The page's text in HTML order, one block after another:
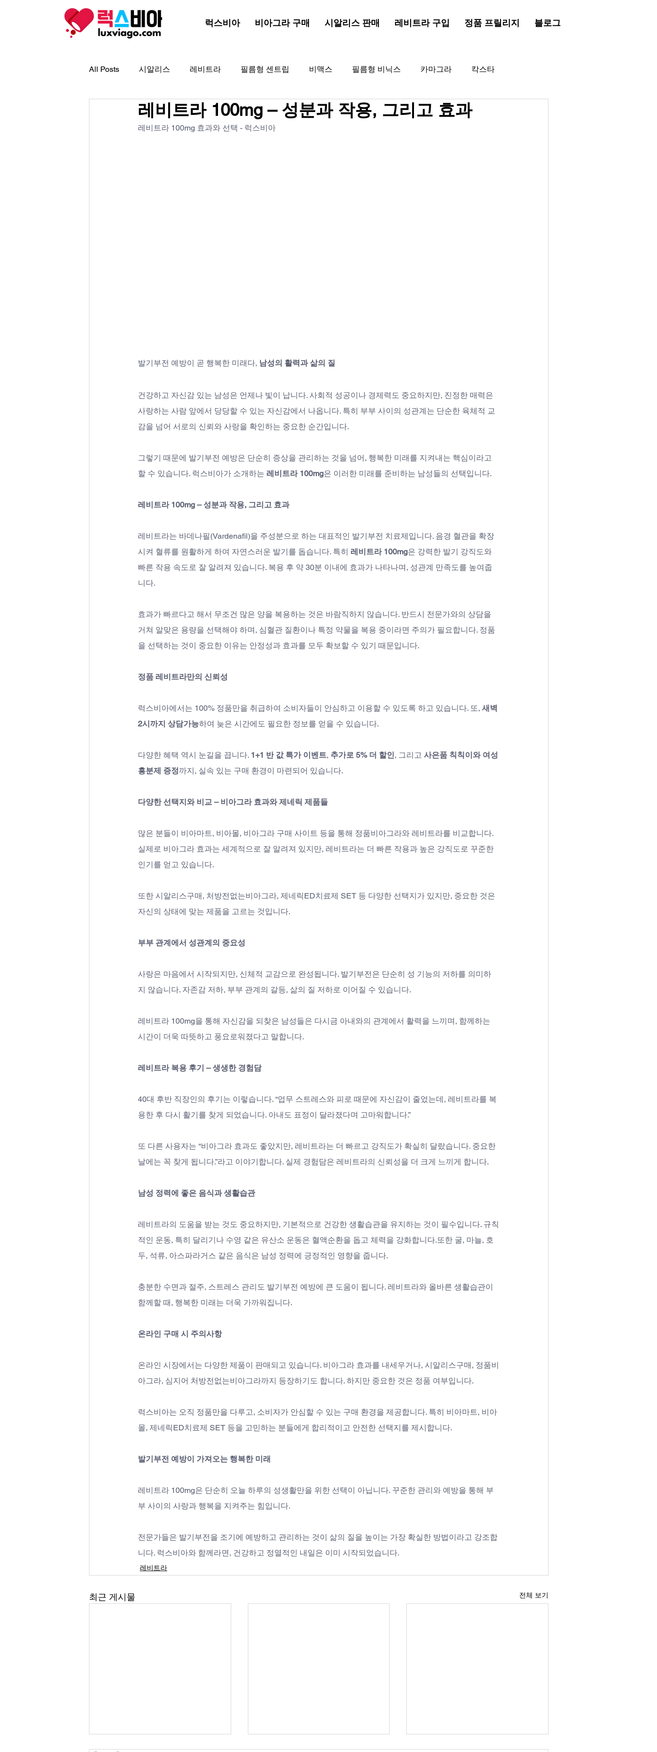
럭스비아 비아그라 구매 시알리스 판매 레비트라 구입 정품 프릴리지 블로그
All Posts 시알리스 레비트라 필름형 센트립 비맥스 필름형 비닉스 카마그라 칵스타
아드레닌 아이코스 골드드래곤 해포쿠 골드비아그라 비아그라 골드시알리스
레비트라 100mg – 성분과 작용, 그리고 효과
레비트라 100mg 효과와 선택 - 럭스비아
발기부전 예방이 곧 행복한 미래다, 남성의 활력과 삶의 질
건강하고 자신감 있는 남성은 언제나 빛이 납니다. 사회적 성공이나 경제력도 중요하지만, 진정한 매력은
사랑하는 사람 앞에서 당당할 수 있는 자신감에서 나옵니다. 특히 부부 사이의 성관계는 단순한 육체적 교
감을 넘어 서로의 신뢰와 사랑을 확인하는 중요한 순간입니다.
그렇기 때문에 발기부전 예방은 단순히 증상을 관리하는 것을 넘어, 행복한 미래를 지켜내는 핵심이라고
할 수 있습니다. 럭스비아가 소개하는 레비트라 100mg은 이러한 미래를 준비하는 남성들의 선택입니다.
레비트라 100mg – 성분과 작용, 그리고 효과
레비트라는 바데나필(Vardenafil)을 주성분으로 하는 대표적인 발기부전 치료제입니다. 음경 혈관을 확장
시켜 혈류를 원활하게 하여 자연스러운 발기를 돕습니다. 특히 레비트라 100mg은 강력한 발기 강직도와
빠른 작용 속도로 잘 알려져 있습니다. 복용 후 약 30분 이내에 효과가 나타나며, 성관계 만족도를 높여줍
니다.
효과가 빠르다고 해서 무조건 많은 양을 복용하는 것은 바람직하지 않습니다. 반드시 전문가와의 상담을
거쳐 알맞은 용량을 선택해야 하며, 심혈관 질환이나 특정 약물을 복용 중이라면 주의가 필요합니다. 정품
을 선택하는 것이 중요한 이유는 안정성과 효과를 모두 확보할 수 있기 때문입니다.
정품 레비트라만의 신뢰성
럭스비아에서는 100% 정품만을 취급하여 소비자들이 안심하고 이용할 수 있도록 하고 있습니다. 또, 새벽
2시까지 상담가능하여 늦은 시간에도 필요한 정보를 얻을 수 있습니다.
다양한 혜택 역시 눈길을 끕니다. 1+1 반 값 특가 이벤트, 추가로 5% 더 할인, 그리고 사은품 칙칙이와 여성
흥분제 증정까지, 실속 있는 구매 환경이 마련되어 있습니다.
다양한 선택지와 비교 – 비아그라 효과와 제네릭 제품들
많은 분들이 비아마트, 비아몰, 비아그라 구매 사이트 등을 통해 정품비아그라와 레비트라를 비교합니다.
실제로 비아그라 효과는 세계적으로 잘 알려져 있지만, 레비트라는 더 빠른 작용과 높은 강직도로 꾸준한
인기를 얻고 있습니다.
또한 시알리스구매, 처방전없는비아그라, 제네릭ED치료제 SET 등 다양한 선택지가 있지만, 중요한 것은
자신의 상태에 맞는 제품을 고르는 것입니다.
부부 관계에서 성관계의 중요성
사랑은 마음에서 시작되지만, 신체적 교감으로 완성됩니다. 발기부전은 단순히 성 기능의 저하를 의미하
지 않습니다. 자존감 저하, 부부 관계의 갈등, 삶의 질 저하로 이어질 수 있습니다.
레비트라 100mg을 통해 자신감을 되찾은 남성들은 다시금 아내와의 관계에서 활력을 느끼며, 함께하는
시간이 더욱 따뜻하고 풍요로워졌다고 말합니다.
레비트라 복용 후기 – 생생한 경험담
40대 후반 직장인의 후기는 이렇습니다. “업무 스트레스와 피로 때문에 자신감이 줄었는데, 레비트라를 복
용한 후 다시 활기를 찾게 되었습니다. 아내도 표정이 달라졌다며 고마워합니다.”
또 다른 사용자는 “비아그라 효과도 좋았지만, 레비트라는 더 빠르고 강직도가 확실히 달랐습니다. 중요한
날에는 꼭 찾게 됩니다.”라고 이야기합니다. 실제 경험담은 레비트라의 신뢰성을 더 크게 느끼게 합니다.
남성 정력에 좋은 음식과 생활습관
레비트라의 도움을 받는 것도 중요하지만, 기본적으로 건강한 생활습관을 유지하는 것이 필수입니다. 규칙
적인 운동, 특히 달리기나 수영 같은 유산소 운동은 혈액순환을 돕고 체력을 강화합니다.또한 굴, 마늘, 호
두, 석류, 아스파라거스 같은 음식은 남성 정력에 긍정적인 영향을 줍니다.
충분한 수면과 절주, 스트레스 관리도 발기부전 예방에 큰 도움이 됩니다. 레비트라와 올바른 생활습관이
함께할 때, 행복한 미래는 더욱 가까워집니다.
온라인 구매 시 주의사항
온라인 시장에서는 다양한 제품이 판매되고 있습니다. 비아그라 효과를 내세우거나, 시알리스구매, 정품비
아그라, 심지어 처방전없는비아그라까지 등장하기도 합니다. 하지만 중요한 것은 정품 여부입니다.
럭스비아는 오직 정품만을 다루고, 소비자가 안심할 수 있는 구매 환경을 제공합니다. 특히 비아마트, 비아
몰, 제네릭ED치료제 SET 등을 고민하는 분들에게 합리적이고 안전한 선택지를 제시합니다.
발기부전 예방이 가져오는 행복한 미래
레비트라 100mg은 단순히 오늘 하루의 성생활만을 위한 선택이 아닙니다. 꾸준한 관리와 예방을 통해 부
부 사이의 사랑과 행복을 지켜주는 힘입니다.
전문가들은 발기부전을 조기에 예방하고 관리하는 것이 삶의 질을 높이는 가장 확실한 방법이라고 강조합
니다. 럭스비아와 함께라면, 건강하고 정열적인 내일은 이미 시작되었습니다.
레비트라
최근 게시물 전체 보기